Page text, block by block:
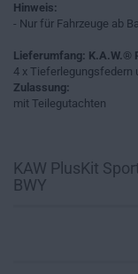
Hinweis:
- Nur für Fahrzeuge ab
Lieferumfang: K.A.W.®
4 x Tieferlegungsfedern
Zulassung:
mit Teilegutachten
KAW PlusKit
BWY